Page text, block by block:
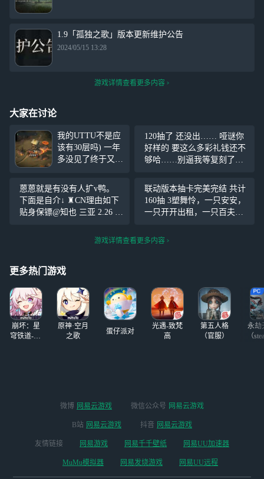
1.9「孤独之歌」版本更新维护公告
2024/05/15 13:28
游戏详情查看更多内容
大家在讨论
我的UTTU不是应
该有30层吗) 一年
多没见了终于又能
少了我10层(?)好了
我该去隔壁界园了
120抽了 还没出…… 哑谜你
好样的 要这么多彩礼钱还不
够哈……别逼我等复刻了再
蓝…… 难以想象我的天使娜
娜还完全没开始练…… 深蓝
你好样的
蒽蒽就是有没有人扩v鸭。
下面是自介↓ ♜CN理由如下
贴身保镖@知也 三亚 2.26 一
《云边有个小卖部》 耽仅 碎
联动版本抽卡完美完结 共计
160抽 3塑舞怜，一只安安，
一只开开出租，一只百夫长
游戏详情查看更多内容
更多热门游戏
崩坏：星
穹铁道-4.4
原神·空月
之歌
蛋仔派对
光遇-致梵
高
第五人格
（官服）
永劫
（
微博 网易云游戏 微信公众号 网易云游戏
B站 网易云游戏 抖音 网易云游戏
友情链接 网易游戏 网易千千壁纸 网易UU加速器
MuMu模拟器 网易发烧游戏 网易UU远程